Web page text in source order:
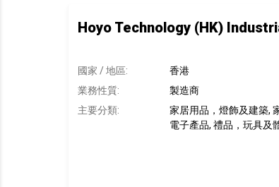
Hoyo Technology (HK)
國家 / 地區:
香港
業務性質:
製造商
主要分類:
家居用品，燈飾及建築,
電子產品, 禮品，玩具及